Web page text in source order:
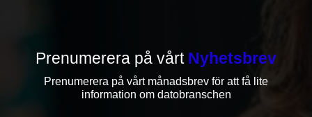
Prenumerera på vårt Nyhetsbrev
Prenumerera på vårt månadsbrev för att få lite
information om datobranschen